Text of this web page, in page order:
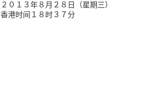
２０１３年８月２８日（星期三）
香港时间１８时３７分